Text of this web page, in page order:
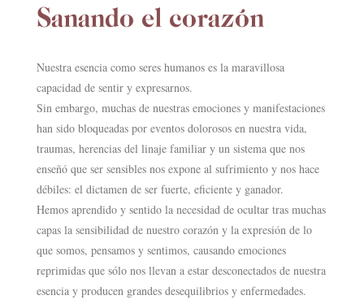
Sanando el corazón
Nuestra esencia como seres humanos es la maravillosa
capacidad de sentir y expresarnos.
Sin embargo, muchas de nuestras emociones y manifestaciones
han sido bloqueadas por eventos dolorosos en nuestra vida,
traumas, herencias del linaje familiar y un sistema que nos
enseñó que ser sensibles nos expone al sufrimiento y nos hace
débiles: el dictamen de ser fuerte, eficiente y ganador.
Hemos aprendido y sentido la necesidad de ocultar tras muchas
capas la sensibilidad de nuestro corazón y la expresión de lo
que somos, pensamos y sentimos, causando emociones
reprimidas que sólo nos llevan a estar desconectados de nuestra
esencia y producen grandes desequilibrios y enfermedades.